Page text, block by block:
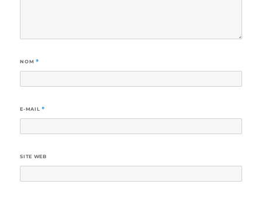
NOM *
E-MAIL *
SITE WEB